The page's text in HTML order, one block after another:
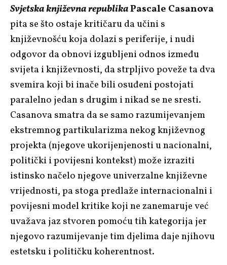
Svjetska književna republikaPascale Casanova
pita se što ostaje kritičaru da učini s
književnošću koja dolazi s periferije, i nudi
odgovor da obnovi izgubljeni odnos između
svijeta i književnosti, da strpljivo poveže ta dva
svemira koji bi inače bili osuđeni postojati
paralelno jedan s drugim i nikad se ne sresti.
Casanova smatra da se samo razumijevanjem
ekstremnog partikularizma nekog književnog
projekta (njegove ukorijenjenosti u nacionalni,
politički i povijesni kontekst) može izraziti
istinsko načelo njegove univerzalne književne
vrijednosti, pa stoga predlaže internacionalni i
povijesni model kritike koji ne zanemaruje već
uvažava jaz stvoren pomoću tih kategorija jer
njegovo razumijevanje tim djelima daje njihovu
estetsku i političku koherentnost.